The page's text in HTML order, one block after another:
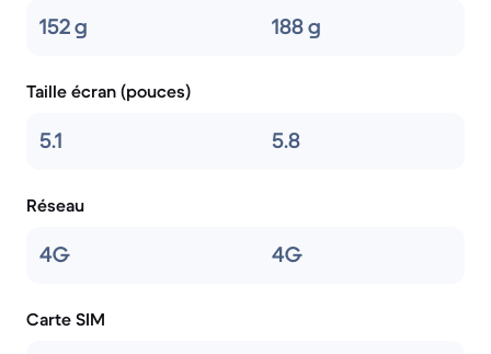
152 g 188 g
Taille écran (pouces)
5.1 5.8
Réseau
4G 4G
Carte SIM